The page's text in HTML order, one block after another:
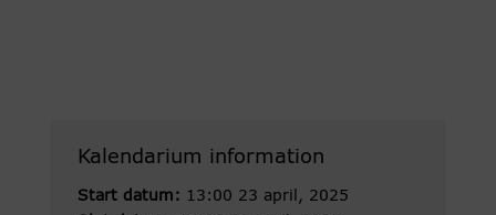
Kalendarium information
Start datum: 13:00 23 april, 2025